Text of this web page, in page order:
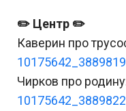
✏️ Центр ✏️
Каверин про
10175642_3889819
Чирков про
10175642_3889822